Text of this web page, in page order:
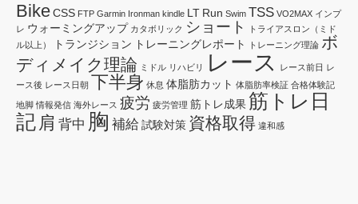
BikeCSS FTP Garmin Ironman kindle LT Run Swim TSS VO2MAX インプ
レ ウォーミングアップ カタボリック ショート
トライアスロン（ミド
ル以上）
トランジション トレーニングレポート トレーニング理論 ボ
ディメイク理論 ミドル リハビリ レース レース前日 レ
ース後 レース日朝 下半身 休息 体脂肪カット 体脂肪率検証 合格体験記
地脚 情報発信 海外レース 疲労 疲労管理 筋トレ成果 筋トレ日
記 肩 背中 胸 補給 試験対策 資格取得 違和感